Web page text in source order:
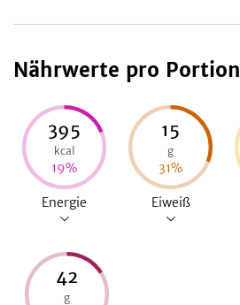
Nährwerte pro Portion
395
kcal
19%
Energie
15
g
31%
Eiweiß
42
g